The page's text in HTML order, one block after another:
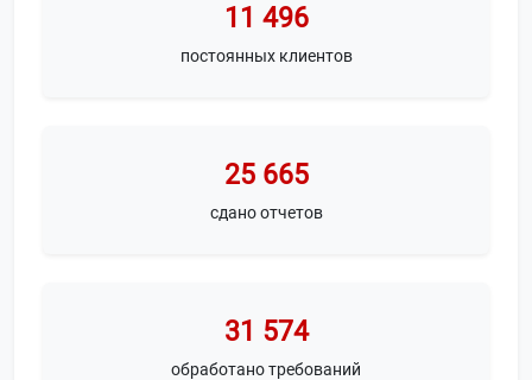
11 496
постоянных клиентов
25 665
сдано отчетов
31 574
обработано требований